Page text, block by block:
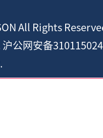
All Rights
沪公网安备